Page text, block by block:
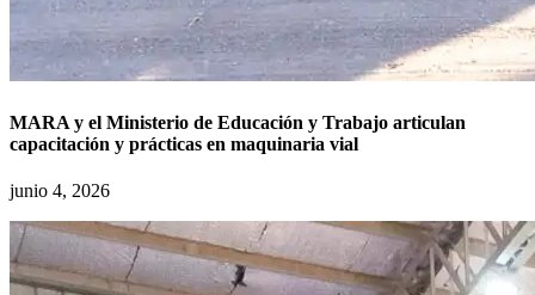
MARA y el Ministerio de Educación y Trabajo articulan
capacitación y prácticas en maquinaria vial
junio 4, 2026